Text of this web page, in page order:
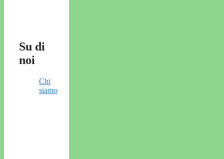
Su di
noi
Chi
siamo